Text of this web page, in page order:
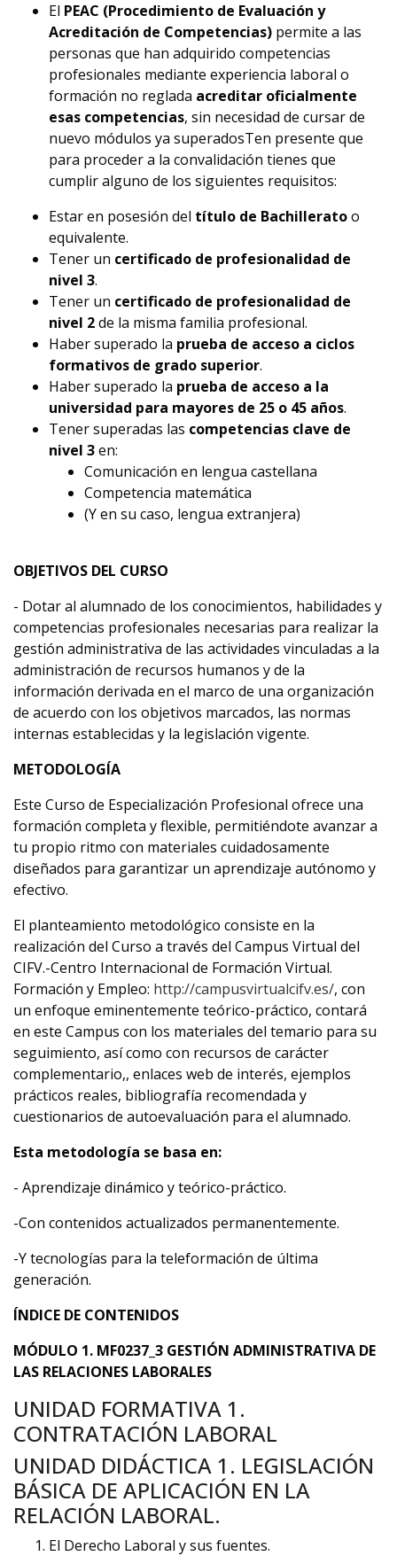
El PEAC (Procedimiento de Evaluación y
Acreditación de Competencias) permite a las
personas que han adquirido competencias
profesionales mediante experiencia laboral o
formación no reglada acreditar oficialmente
esas competencias, sin necesidad de cursar de
nuevo módulos ya superadosTen presente que
para proceder a la convalidación tienes que
cumplir alguno de los siguientes requisitos:
Estar en posesión del título de Bachilleratoo
equivalente.
Tener un certificado de profesionalidad de
nivel 3.
Tener un certificado de profesionalidad de
nivel 2de la misma familia profesional.
Haber superado la prueba de acceso a ciclos
formativos de grado superior.
Haber superado la prueba de acceso a la
universidad para mayores de 25 o 45 años.
Tener superadas las competencias clave de
nivel 3en:
Comunicación en lengua castellana
Competencia matemática
(Y en su caso, lengua extranjera)
OBJETIVOS DEL CURSO
- Dotar al alumnado de los conocimientos, habilidades y
competencias profesionales necesarias para realizar la
gestión administrativa de las actividades vinculadas a la
administración de recursos humanos y de la
información derivada en el marco de una organización
de acuerdo con los objetivos marcados, las normas
internas establecidas y la legislación vigente.
METODOLOGÍA
Este Curso de Especialización Profesional ofrece una
formación completa y flexible, permitiéndote avanzar a
tu propio ritmo con materiales cuidadosamente
diseñados para garantizar un aprendizaje autónomo y
efectivo.
El planteamiento metodológico consiste en la
realización del Curso a través del Campus Virtual del
CIFV.-Centro Internacional de Formación Virtual.
Formación y Empleo: http://campusvirtualcifv.es/, con
un enfoque eminentemente teórico-práctico, contará
en este Campus con los materiales del temario para su
seguimiento, así como con recursos de carácter
complementario,, enlaces web de interés, ejemplos
prácticos reales, bibliografía recomendada y
cuestionarios de autoevaluación para el alumnado.
Esta metodología se basa en:
- Aprendizaje dinámico y teórico-práctico.
-Con contenidos actualizados permanentemente.
-Y tecnologías para la teleformación de última
generación.
ÍNDICE DE CONTENIDOS
MÓDULO 1. MF0237_3 GESTIÓN ADMINISTRATIVA DE
LAS RELACIONES LABORALES
UNIDAD FORMATIVA 1.
CONTRATACIÓN LABORAL
UNIDAD DIDÁCTICA 1. LEGISLACIÓN
BÁSICA DE APLICACIÓN EN LA
RELACIÓN LABORAL.
El Derecho Laboral y sus fuentes.